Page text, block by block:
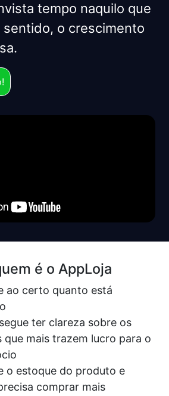
tempo naquilo que
o crescimento
é o AppLoja
ao certo quanto está
ter clareza sobre os
que mais trazem lucro para o
o estoque do produto e
comprar mais